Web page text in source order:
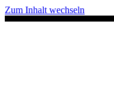
Zum Inhalt wechseln